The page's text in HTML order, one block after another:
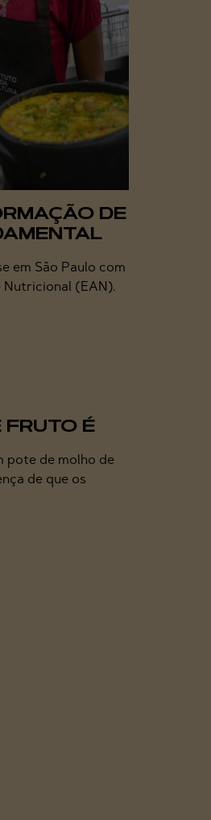
DE
em São Paulo com
(EAN).
FRUTO É
pote de molho de
de que os